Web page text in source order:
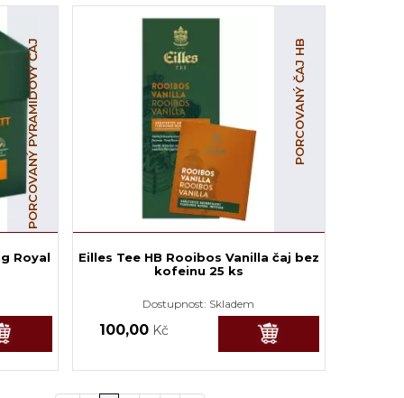
PORCOVANÝ PYRAMIDOVÝ ČAJ
Royal
PORCOVANÝ ČAJ HB
Eilles Tee HB Rooibos Vanilla čaj bez
kofeinu 25 ks
Dostupnost: Skladem
100,00 Kč